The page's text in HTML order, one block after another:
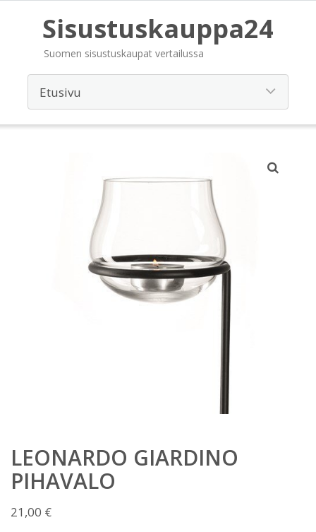
Sisustuskauppa24
Suomen sisustuskaupat vertailussa
LEONARDO GIARDINO
PIHAVALO
21,00 €